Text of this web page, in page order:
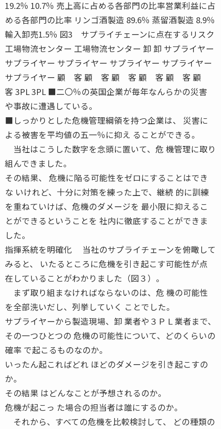
19.2％ 10.7％ 売上高に占める各部門の比率営業利益に占
める各部門の比率 リンゴ酒製造 89.6％ 蒸留酒製造 8.9％
輸入卸売1.5％ 図3 サプライチェーンに点在するリスク
工場物流センター 工場物流センター 卸 卸 サプライヤー
サプライヤー サプライヤー サプライヤー サプライヤー
サプライヤー 顧 客 顧 客 顧 客 顧 客 顧 客 顧
客 3PL 3PL ■二〇％の英国企業が毎年なんらかの災害
や事故に遭遇している。
■しっかりとした危機管理綱領を持つ企業は、 災害に
よる被害を平均値の五一％に抑え ることができる。
当社はこうした数字を念頭に置いて、危 機管理に取り
組んできました。
その結果、 危機に陥る可能性をゼロにすることはでき
な いけれど、十分に対策を練った上で、継続 的に訓練
を重ねていけば、危機のダメージを 最小限に抑えるこ
とができるということを 社内に徹底することができま
した。
指揮系統を明確化 当社のサプライチェーンを俯瞰して
みると、 いたるところに危機を引き起こす可能性が点
在していることがわかりました（図３）。
まず取り組まなければならないのは、危 機の可能性
を全部洗いだし、列挙していく ことでした。
サプライヤーから製造現場、卸 業者や３ＰＬ業者まで、
その一つひとつの 危機の可能性について、どのくらいの
確率 で起こるものなのか。
いったん起こればどれ ほどのダメージを引き起こすの
か。
その結果 はどんなことが予想されるのか。
危機が起こっ た場合の担当者は誰にするのか。
それから、すべての危機を比較検討して、 どの種類の